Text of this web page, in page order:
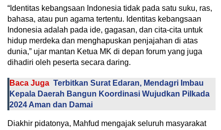
“Identitas kebangsaan Indonesia tidak pada satu suku, ras,
bahasa, atau pun agama tertentu. Identitas kebangsaan
Indonesia adalah pada ide, gagasan, dan cita-cita untuk
hidup merdeka dan menghapuskan penjajahan di atas
dunia,” ujar mantan Ketua MK di depan forum yang juga
dihadiri oleh peserta secara daring.
Baca Juga Terbitkan Surat Edaran, Mendagri Imbau
Kepala Daerah Bangun Koordinasi Wujudkan Pilkada
2024 Aman dan Damai
Diakhir pidatonya, Mahfud mengajak seluruh masyarakat